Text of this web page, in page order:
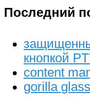
Последний
кнопкой
content
gorilla